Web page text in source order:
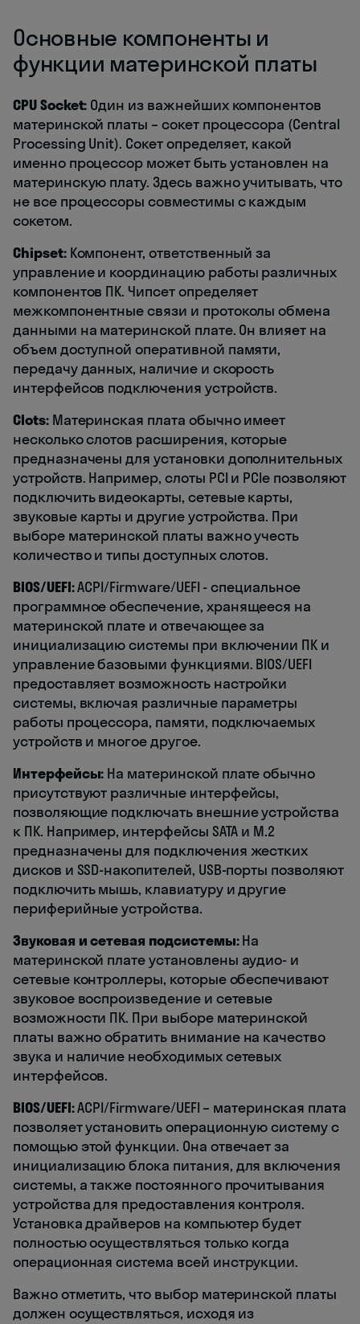
Основные компоненты и
функции материнской платы
CPU Socket: Один из важнейших компонентов
материнской платы – сокет процессора (Central
Processing Unit). Сокет определяет, какой
именно процессор может быть установлен на
материнскую плату. Здесь важно учитывать, что
не все процессоры совместимы с каждым
сокетом.
Сhipset:Компонент, ответственный за
управление и координацию работы различных
компонентов ПК. Чипсет определяет
межкомпонентные связи и протоколы обмена
данными на материнской плате. Он влияет на
объем доступной оперативной памяти,
передачу данных, наличие и скорость
интерфейсов подключения устройств.
Сlots:Материнская плата обычно имеет
несколько слотов расширения, которые
предназначены для установки дополнительных
устройств. Например, слоты PCI и PCIe позволяют
подключить видеокарты, сетевые карты,
звуковые карты и другие устройства. При
выборе материнской платы важно учесть
количество и типы доступных слотов.
BIOS/UEFI:ACPI/Firmware/UEFI - специальное
программное обеспечение, хранящееся на
материнской плате и отвечающее за
инициализацию системы при включении ПК и
управление базовыми функциями. BIOS/UEFI
предоставляет возможность настройки
системы, включая различные параметры
работы процессора, памяти, подключаемых
устройств и многое другое.
Интерфейсы: На материнской плате обычно
присутствуют различные интерфейсы,
позволяющие подключать внешние устройства
к ПК. Например, интерфейсы SATA и M.2
предназначены для подключения жестких
дисков и SSD-накопителей, USB-порты позволяют
подключить мышь, клавиатуру и другие
периферийные устройства.
Звуковая и сетевая подсистемы:На
материнской плате установлены аудио- и
сетевые контроллеры, которые обеспечивают
звуковое воспроизведение и сетевые
возможности ПК. При выборе материнской
платы важно обратить внимание на качество
звука и наличие необходимых сетевых
интерфейсов.
BIOS/UEFI:ACPI/Firmware/UEFI – материнская плата
позволяет установить операционную систему с
помощью этой функции. Она отвечает за
инициализацию блока питания, для включения
системы, а также постоянного прочитывания
устройства для предоставления контроля.
Установка драйверов на компьютер будет
полностью осуществляться только когда
операционная система всей инструкции.
Важно отметить, что выбор материнской платы
должен осуществляться, исходя из